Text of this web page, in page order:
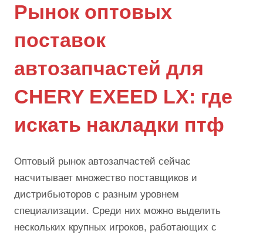
Рынок оптовых
поставок
автозапчастей для
CHERY EXEED LX: где
искать накладки птф
Оптовый рынок автозапчастей сейчас
насчитывает множество поставщиков и
дистрибьюторов с разным уровнем
специализации. Среди них можно выделить
нескольких крупных игроков, работающих с